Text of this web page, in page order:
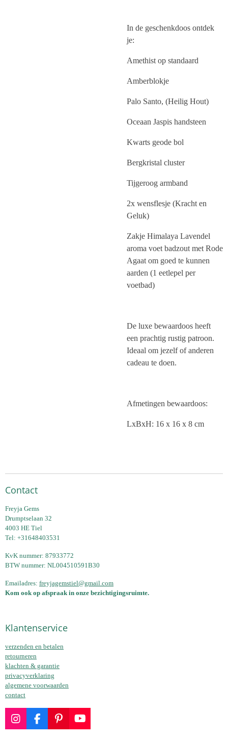
In de geschenkdoos ontdek
je:
Amethist op standaard
Amberblokje
Palo Santo, (Heilig Hout)
Oceaan Jaspis handsteen
Kwarts geode bol
Bergkristal cluster
Tijgeroog armband
2x wensflesje (Kracht en
Geluk)
Zakje Himalaya Lavendel
aroma voet badzout met Rode
Agaat om goed te kunnen
aarden (1 eetlepel per
voetbad)
De luxe bewaardoos heeft
een prachtig rustig patroon.
Ideaal om jezelf of anderen
cadeau te doen.
Afmetingen bewaardoos:
LxBxH: 16 x 16 x 8 cm
Contact
Freyja Gems
Drumptselaan 32
4003 HE Tiel
Tel: +31648403531
KvK nummer: 87933772
BTW nummer: NL004510591B30
Emailadres: freyjagemstiel@gmail.com
Kom ook op afspraak in onze bezichtigingsruimte.
Klantenservice
verzenden en betalen
retourneren
klachten & garantie
privacyverklaring
algemene voorwaarden
contact
I
F
P
Y